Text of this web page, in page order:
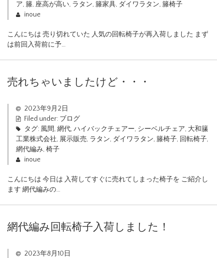
ア, 籐, 座高が高い, ラタン, 籐家具, ダイワラタン, 籐椅子
inoue
こんにちは 売り切れていた 人気の回転椅子が再入荷しました まず
は前回入荷前に予…
売れちゃいましたけど・・・
2023年9月2日
Filed under: ブログ
タグ: 風間, 網代, ハイバックチェアー, シーベルチェア, 大和籘
工業株式会社, 展示販売, ラタン, ダイワラタン, 籐椅子, 回転椅子,
網代編み, 椅子
inoue
こんにちは 今日は 入荷してすぐに売れてしまった椅子を ご紹介し
ます 網代編みの…
網代編み回転椅子入荷しました！
2023年8月10日